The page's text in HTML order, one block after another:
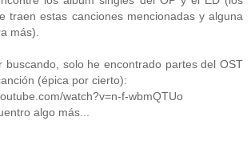
traen estas canciones mencionadas y alguna
más).
buscando, solo he encontrado partes del OST
(épica por cierto):
watch?v=n-f-wbmQTUo
algo más...